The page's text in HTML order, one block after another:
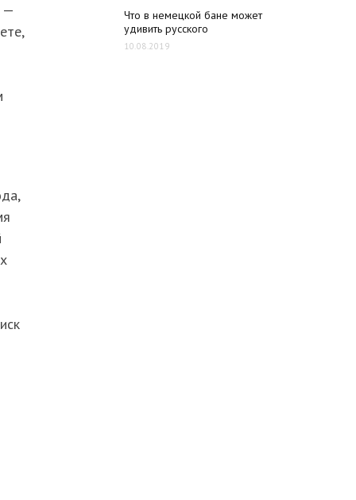
—
Что в немецкой бане может
удивить русского
10.08.2019